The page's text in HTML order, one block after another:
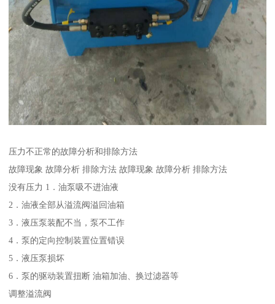
压力不正常的故障分析和排除方法
故障现象 故障分析 排除方法 故障现象 故障分析 排除方法
没有压力 1．油泵吸不进油液
2．油液全部从溢流阀溢回油箱
3．液压泵装配不当，泵不工作
4．泵的定向控制装置位置错误
5．液压泵损坏
6．泵的驱动装置扭断 油箱加油、换过滤器等
调整溢流阀